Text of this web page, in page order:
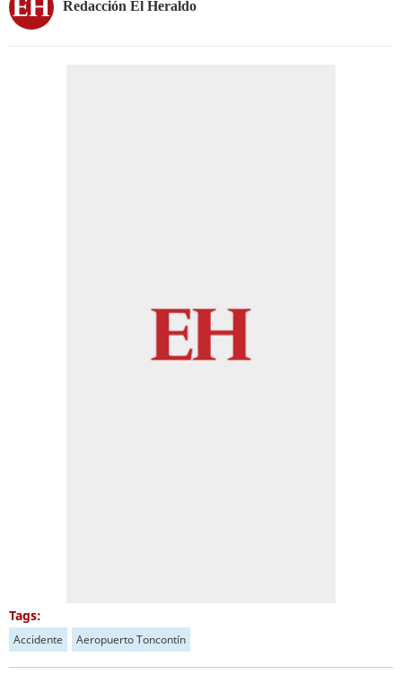
Redacción El Heraldo
Tags:
Accidente Aeropuerto Toncontín